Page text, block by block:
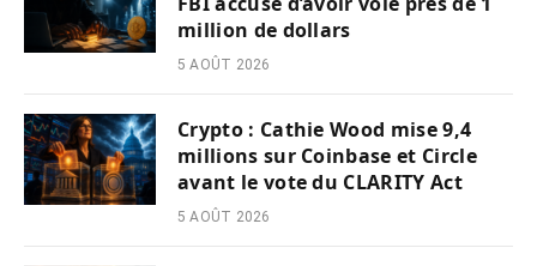
million de dollars
5 AOÛT 2026
Crypto : Cathie Wood mise 9,4
millions sur Coinbase et Circle
avant le vote du CLARITY Act
5 AOÛT 2026